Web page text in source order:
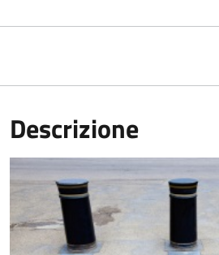
Descrizione